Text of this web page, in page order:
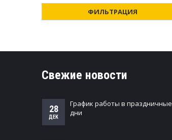
ФИЛЬТРАЦИЯ
Свежие новости
28
ДЕК
График работы в праздничные
дни